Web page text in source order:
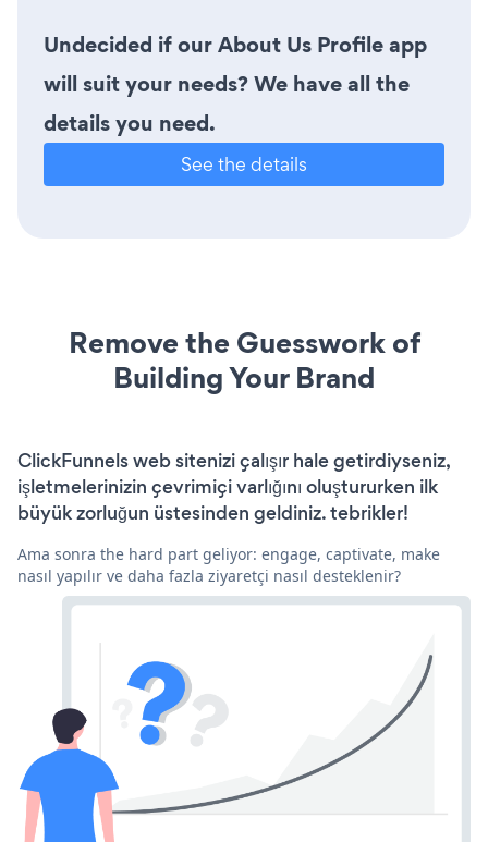
Undecided if our About Us Profile app
will suit your needs? We have all the
details you need.
See the details
Remove the Guesswork of
Building Your Brand
ClickFunnels web sitenizi çalışır hale getirdiyseniz,
işletmelerinizin çevrimiçi varlığını oluştururken ilk
büyük zorluğun üstesinden geldiniz. tebrikler!
Ama sonra the hard part geliyor: engage, captivate, make
nasıl yapılır ve daha fazla ziyaretçi nasıl desteklenir?